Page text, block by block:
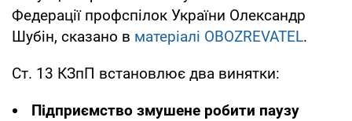
Федерації профспілок України Олександр
Шубін, сказано в матеріалі OBOZREVATEL.
Ст. 13 КЗпП встановлює два винятки:
Підприємство змушене робити паузу